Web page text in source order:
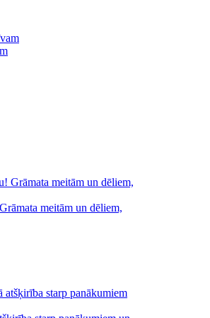
meitām un dēliem,